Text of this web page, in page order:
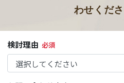
わせくださ